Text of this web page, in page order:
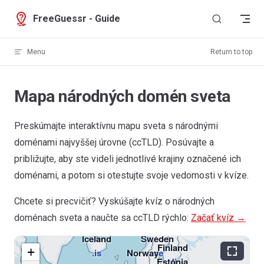
Skip to content
FreeGuessr - Guide
Menu Return to top
Mapa národných domén sveta
Preskúmajte interaktívnu mapu sveta s národnými
doménami najvyššej úrovne (ccTLD). Posúvajte a
približujte, aby ste videli jednotlivé krajiny označené ich
doménami, a potom si otestujte svoje vedomosti v kvíze.
Chcete si precvičiť? Vyskúšajte kvíz o národných
doménach sveta a naučte sa ccTLD rýchlo: Začať kvíz →
.gl
Iceland
.is
Norway
Sweden
.seFinland
+